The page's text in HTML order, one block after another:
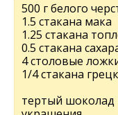
500 г белого
1.5 стакана мака
1.25 стакана
0.5 стакана
4 столовые
1/4 стакана
тертый шоколад